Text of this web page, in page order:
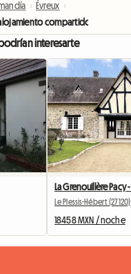
› Évreux ›
compartido en Évreux
interesarte
Le Plessis-Hébert (27120)
18458 MXN / noche